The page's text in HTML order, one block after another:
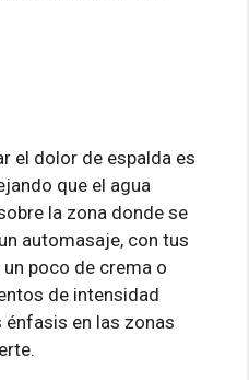
el dolor de espalda es
que el agua
la zona donde se
automasaje, con tus
poco de crema o
de intensidad
en las zonas